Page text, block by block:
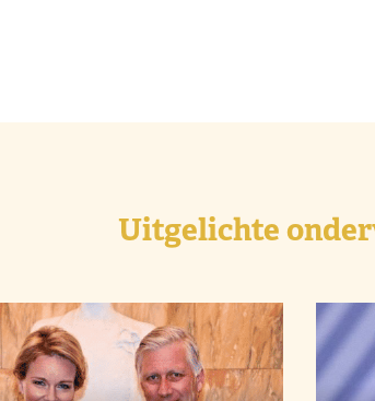
Uitgelichte